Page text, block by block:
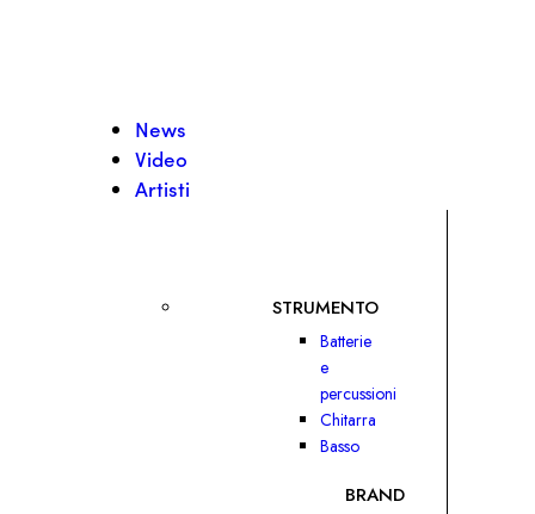
News
Video
Artisti
STRUMENTO
Batterie
e
percussioni
Chitarra
Basso
BRAND